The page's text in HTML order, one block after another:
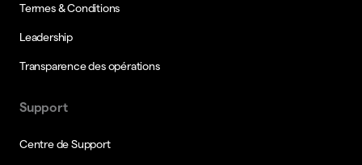
Termes & Conditions
Leadership
Transparence des opérations
Support
Centre de Support